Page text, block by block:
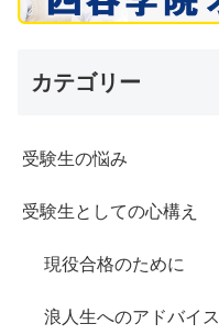
カテゴリー
受験生の悩み
受験生としての心構え
現役合格のために
浪人生へのアドバイス